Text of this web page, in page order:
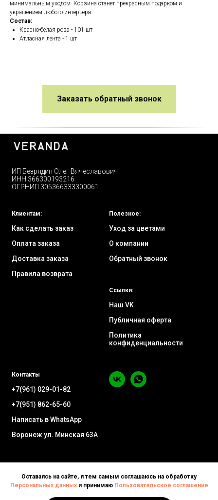
минимальным уходом. Корзина станет прекрасным подарком и
украшением любого интерьера
Состав:
Красно-белая роза - 101 шт
Атласная лента - 1 шт
Заказать обратный звонок
ИП Безрядин Олег Вячеславович
ИНН 366300193216
ОГРНИП 305366333300061
Клиентам:
Как сделать заказ
Оплата заказа
Доставка заказа
Правила возврата
Полезное:
Уход за цветами
О компании
Обратный звонок
Ссылки:
Наш VK
Публичная оферта
Политика
конфиденциальности
Контакты
+7(961) 029-01-82
+7(951) 862-65-60
Написать в WhatsApp
Воронеж ул. Минская 63А
Оставаясь на сайте, я тем самым соглашаюсь на обработку
Персональных данныхи принимаю Пользовательское соглашение